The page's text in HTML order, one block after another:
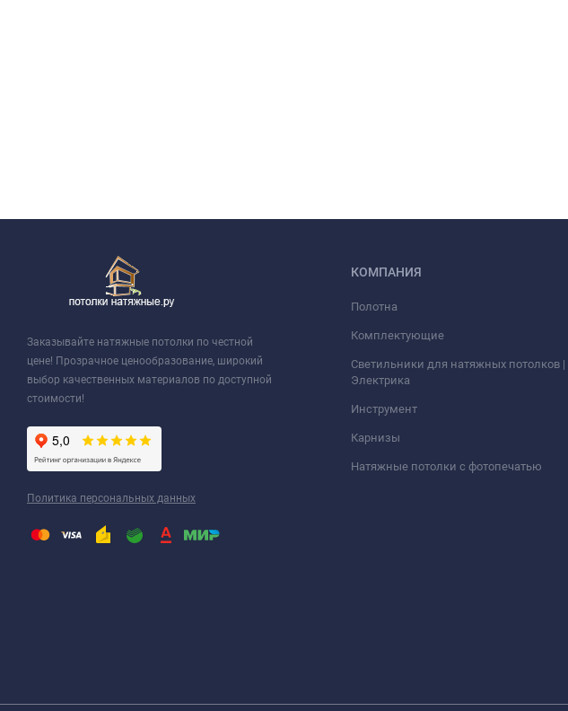
Заказывайте натяжные потолки по честной
цене! Прозрачное ценообразование, широкий
выбор качественных материалов по доступной
стоимости!
Политика персональных данных
КОМПАНИЯ
Полотна
Комплектующие
Светильники для натяжных потолков |
Электрика
Инструмент
Карнизы
Натяжные потолки с фотопечатью